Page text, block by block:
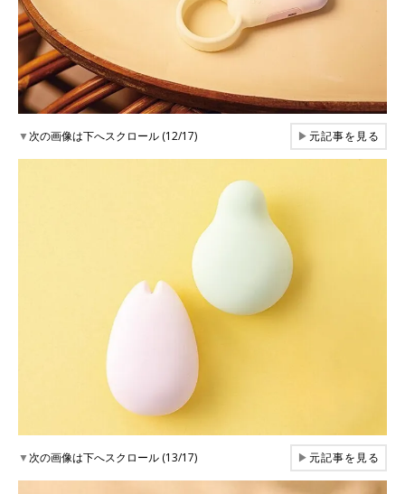
▼次の画像は下へスクロール (12/17) ▶元記事を見る
▼次の画像は下へスクロール (13/17) ▶元記事を見る